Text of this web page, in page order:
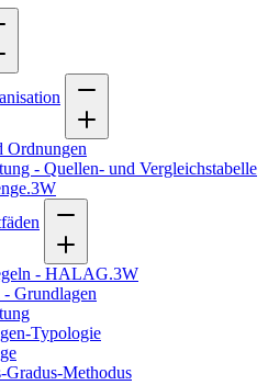
Ordnungen
- Quellen- und Vergleichstabelle
- HALAG.3W
Grundlagen
Typologie
Gradus-Methodus